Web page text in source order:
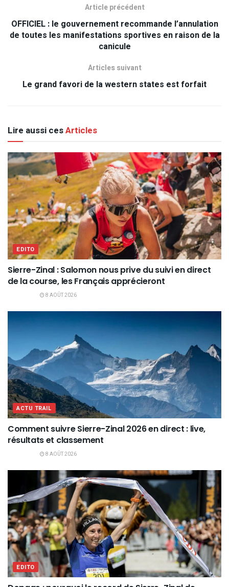
Article précédent
OFFICIEL : le gouvernement recommande l’annulation
de toutes les manifestations sportives en raison de la
canicule
Articles suivant
Le grand favori de la western states est forfait
Lire aussi cesArticles
EDITO
Sierre-Zinal : Salomon nous prive du suivi en direct
de la course, les Français apprécieront
8 AOÛT 2026
ACTU TRAIL
Comment suivre Sierre-Zinal 2026 en direct : live,
résultats et classement
8 AOÛT 2026
EDITO